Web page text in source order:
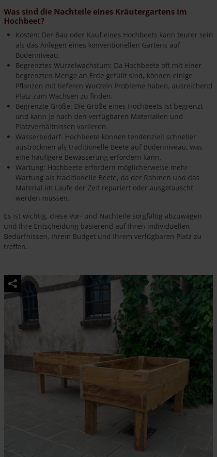
Was sind die Nachteile eines Kräutergartens im
Hochbeet?
Kosten: Der Bau oder Kauf eines Hochbeets kann teurer sein
als das Anlegen eines konventionellen Gartens auf
Bodenniveau.
Begrenztes Wurzelwachstum: Da Hochbeete oft mit einer
begrenzten Menge an Erde gefüllt sind, können einige
Pflanzen mit tieferen Wurzeln Probleme haben, ausreichend
Platz zum Wachsen zu finden.
Begrenzte Größe: Die Größe eines Hochbeets ist begrenzt
und kann je nach den verfügbaren Materialien und
Platzverhältnissen variieren.
Wasserbedarf: Hochbeete können tendenziell schneller
austrocknen als traditionelle Beete auf Bodenniveau, was
eine häufigere Bewässerung erfordern kann.
Wartung: Hochbeete erfordern möglicherweise mehr
Wartung als traditionelle Beete, da der Rahmen und das
Material im Laufe der Zeit repariert oder ausgetauscht
werden müssen.
Es ist wichtig, diese Vor- und Nachteile sorgfältig abzuwägen
und Ihre Entscheidung basierend auf Ihren individuellen
Bedürfnissen, Ihrem Budget und Ihrem verfügbaren Platz zu
treffen.